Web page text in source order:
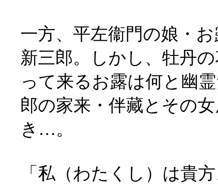
一方、平左衞門の娘・
新三郎。しかし、牡丹
って来るお露は何と幽
郎の家来・伴藏とその
き…。
「私（わたくし）は貴